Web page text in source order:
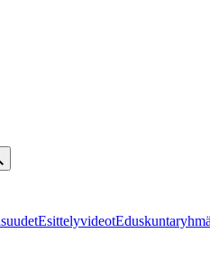
Esittelyvideot